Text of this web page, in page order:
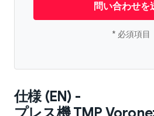
問い合わせを
* 必須項目
仕様 (EN) -